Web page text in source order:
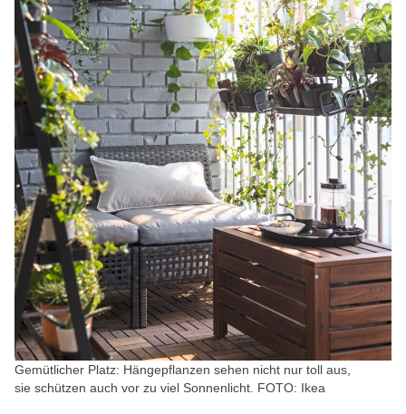
Gemütlicher Platz: Hängepflanzen sehen nicht nur toll aus,
sie schützen auch vor zu viel Sonnenlicht. FOTO: Ikea